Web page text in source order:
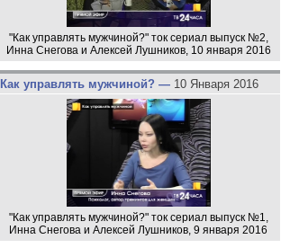
"Как управлять мужчиной?" ток сериал выпуск №2,
Инна Снегова и Алексей Лушников, 10 января 2016
Как управлять мужчиной? — 10 Января 2016
"Как управлять мужчиной?" ток сериал выпуск №1,
Инна Снегова и Алексей Лушников, 9 января 2016